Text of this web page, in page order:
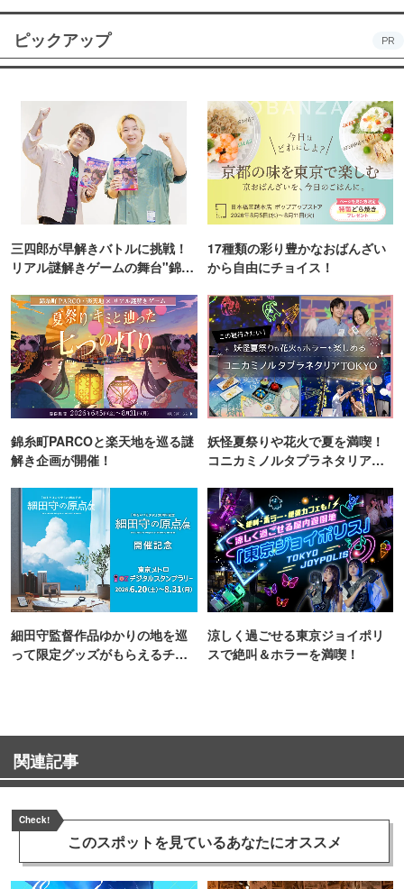
ピックアップ PR
三四郎が早解きバトルに挑戦！
リアル謎解きゲームの舞台"錦糸
17種類の彩り豊かなおばんざい
から自由にチョイス！
錦糸町PARCOと楽天地を巡る謎
解き企画が開催！
妖怪夏祭りや花火で夏を満喫！
コニカミノルタプラネタリア
細田守監督作品ゆかりの地を巡
って限定グッズがもらえるチャ
涼しく過ごせる東京ジョイポリ
スで絶叫＆ホラーを満喫！
関連記事
Check!
このスポットを見ているあなたにオススメ